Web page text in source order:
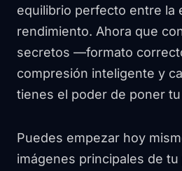
equilibrio perfecto entre la
rendimiento. Ahora que
secretos —formato
compresión inteligente y
tienes el poder de poner
Puedes empezar hoy
imágenes principales de tu